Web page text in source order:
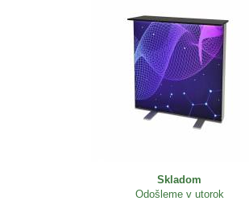
Skladom
Odošleme v utorok